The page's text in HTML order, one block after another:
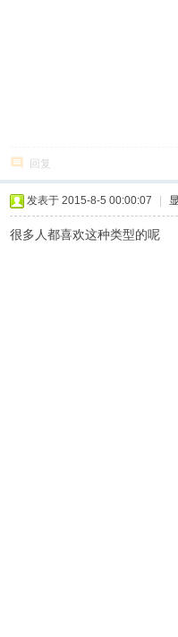
回复
发表于 2015-8-5 00:00:07
很多人都喜欢这种类型的呢